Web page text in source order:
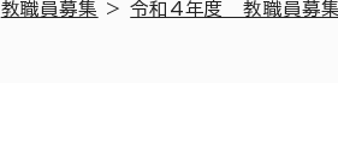
教職員募集 >令和4年度 教職員募集